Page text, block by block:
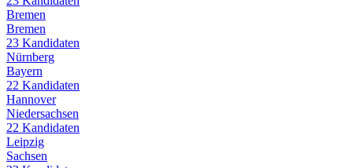
Bremen
Bremen
23 Kandidaten
Nürnberg
Bayern
22 Kandidaten
Hannover
Niedersachsen
22 Kandidaten
Leipzig
Sachsen